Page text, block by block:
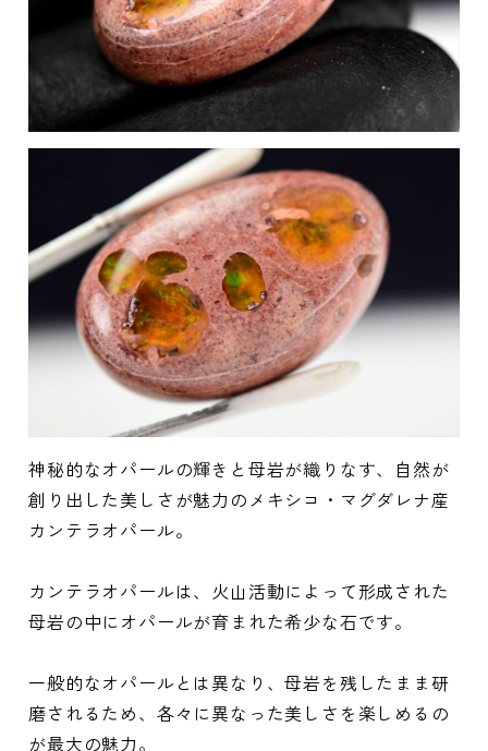
神秘的なオパールの輝きと母岩が織りなす、自然が
創り出した美しさが魅力のメキシコ・マグダレナ産
カンテラオパール。
カンテラオパールは、火山活動によって形成された
母岩の中にオパールが育まれた希少な石です。
一般的なオパールとは異なり、母岩を残したまま研
磨されるため、各々に異なった美しさを楽しめるの
が最大の魅力。